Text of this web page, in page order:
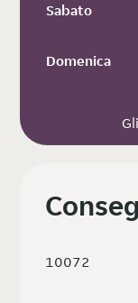
Sabato
Domenica
10072